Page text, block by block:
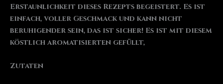
Erstaunlichkeit dieses Rezepts begeistert. Es ist
einfach, voller Geschmack und kann nicht
beruhigender sein, das ist sicher! Es ist mit diesem
köstlich aromatisierten gefüllt,
Zutaten